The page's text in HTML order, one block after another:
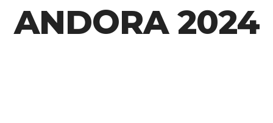
ANDORA 2024